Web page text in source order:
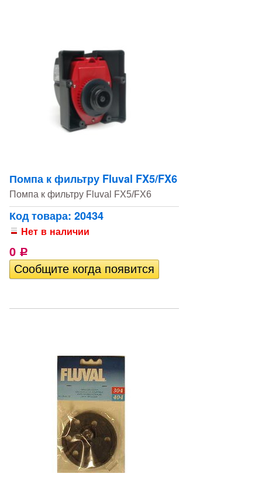
Помпа к фильтру Fluval FX5/FX6
Помпа к фильтру Fluval FX5/FX6
Код товара: 20434
Нет в наличии
0 Р